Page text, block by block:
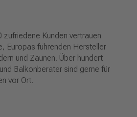
zufriedene Kunden vertrauen
Europas führenden Hersteller
und Zäunen. Über hundert
Balkonberater sind gerne für
vor Ort.